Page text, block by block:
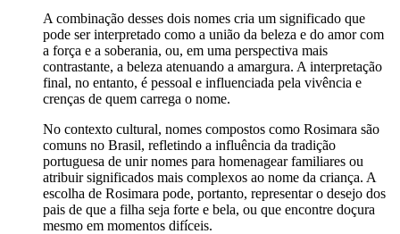
A combinação desses dois nomes cria um significado que
pode ser interpretado como a união da beleza e do amor com
a força e a soberania, ou, em uma perspectiva mais
contrastante, a beleza atenuando a amargura. A interpretação
final, no entanto, é pessoal e influenciada pela vivência e
crenças de quem carrega o nome.
No contexto cultural, nomes compostos como Rosimara são
comuns no Brasil, refletindo a influência da tradição
portuguesa de unir nomes para homenagear familiares ou
atribuir significados mais complexos ao nome da criança. A
escolha de Rosimara pode, portanto, representar o desejo dos
pais de que a filha seja forte e bela, ou que encontre doçura
mesmo em momentos difíceis.